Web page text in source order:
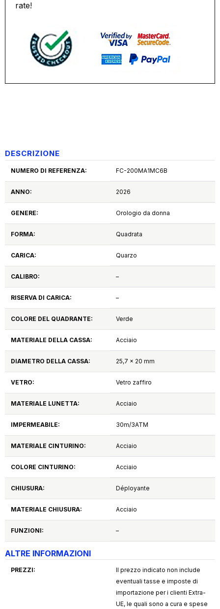
rate!
DESCRIZIONE
NUMERO DI REFERENZA: FC-200MA1MC6B
ANNO: 2026
GENERE: Orologio da donna
FORMA: Quadrata
CARICA: Quarzo
CALIBRO: –
RISERVA DI CARICA: –
COLORE DEL QUADRANTE: Verde
MATERIALE DELLA CASSA: Acciaio
DIAMETRO DELLA CASSA: 25,7 x 20 mm
VETRO: Vetro zaffiro
MATERIALE LUNETTA: Acciaio
IMPERMEABILE: 30m/3ATM
MATERIALE CINTURINO: Acciaio
COLORE CINTURINO: Acciaio
CHIUSURA: Déployante
MATERIALE CHIUSURA: Acciaio
FUNZIONI: –
ALTRE INFORMAZIONI
PREZZI:
Il prezzo indicato non include
eventuali tasse e imposte di
importazione per i clienti Extra-
UE, le quali sono a cura e spese